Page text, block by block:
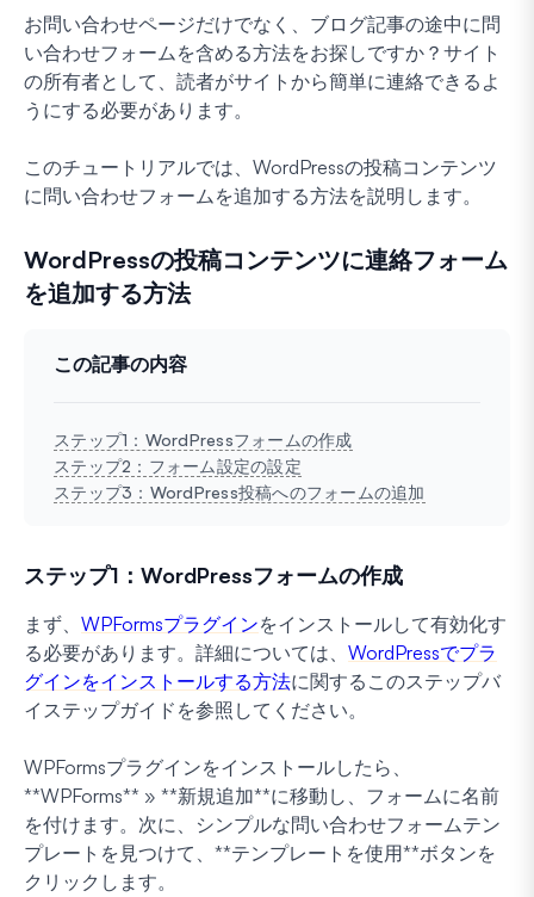
お問い合わせページだけでなく、ブログ記事の途中に問
い合わせフォームを含める方法をお探しですか？サイト
の所有者として、読者がサイトから簡単に連絡できるよ
うにする必要があります。
このチュートリアルでは、WordPressの投稿コンテンツ
に問い合わせフォームを追加する方法を説明します。
WordPressの投稿コンテンツに連絡フォーム
を追加する方法
この記事の内容
ステップ1：WordPressフォームの作成
ステップ2：フォーム設定の設定
ステップ3：WordPress投稿へのフォームの追加
ステップ1：WordPressフォームの作成
まず、 WPFormsプラグインをインストールして有効化す
る必要があります。詳細については、 WordPressでプラ
グインをインストールする方法に関するこのステップバ
イステップガイドを参照してください。
WPFormsプラグインをインストールしたら、
**WPForms** » **新規追加**に移動し、フォームに名前
を付けます。次に、シンプルな問い合わせフォームテン
プレートを見つけて、**テンプレートを使用**ボタンを
クリックします。